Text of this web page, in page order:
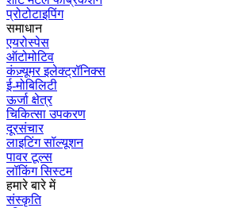
प्रोटोटाइपिंग
समाधान
एयरोस्पेस
ऑटोमोटिव
कंज़्यूमर इलेक्ट्रॉनिक्स
ई-मोबिलिटी
ऊर्जा क्षेत्र
चिकित्सा उपकरण
दूरसंचार
लाइटिंग सॉल्यूशन
पावर टूल्स
लॉकिंग सिस्टम
हमारे बारे में
संस्कृति